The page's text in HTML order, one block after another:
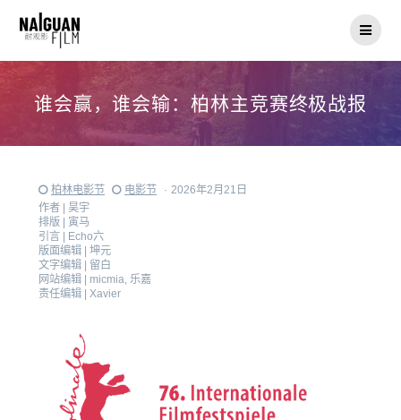
谁会赢，谁会输：柏林主竞赛终极战报
柏林电影节 电影节 · 2026年2月21日
作者 | 昊宇
排版 | 寅马
引言 | Echo六
版面编辑 | 坤元
文字编辑 | 留白
网站编辑 | micmia, 乐嘉
责任编辑 | Xavier